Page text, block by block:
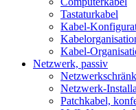
Tastaturkabel
Kabel-
Kabel-
Netzwerk, passiv
Netzwerk-
Patchkabel,